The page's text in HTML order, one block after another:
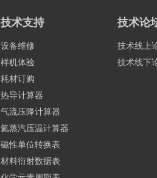
技术支持
设备维修
样机体验
耗材订购
热导计算器
气流压降计算器
氦蒸汽压温计算器
磁性单位转换表
材料衍射数据表
技术论
技术线上
技术线下